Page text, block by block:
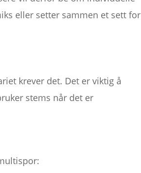
eller setter sammen et sett for
krever det. Det er viktig å
stems når det er